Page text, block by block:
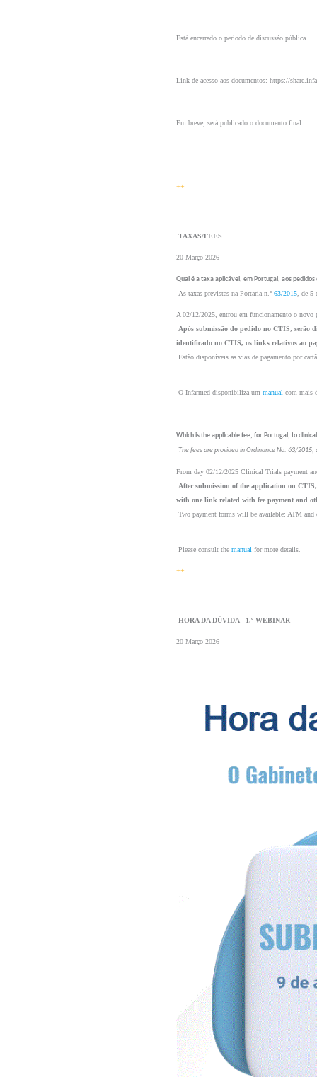
Está encerrado o período de discussão pública.
Link de acesso aos documentos: https://
Em breve, será publicado o documento final.
++
TAXAS/FEES
20 Março 2026
Qual é a taxa aplicável, em Portugal, aos pedidos
As taxas previstas na Portaria n.º 63/2015 , de 5
A 02/12/2025, entrou em funcionamento o novo
Após submissão do pedido no CTIS, serão
identificado no CTIS, os links relativos ao
Estão disponíveis as vias de pagamento por
O Infarmed disponibiliza um manual com mais
Which is the applicable fee, for Portugal, to
The fees are provided in Ordinance No. 63/
From day 02/12/2025 Clinical Trials payment
After submission of the application on
with one link related with fee payment and
Two payment forms will be available: ATM and
Please consult the manual for more details.
++
HORA DA DÚVIDA - 1.º WEBINAR
20 Março 2026